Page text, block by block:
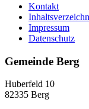
Kontakt
Impressum
Datenschutz
Gemeinde Berg
Huberfeld 10
82335 Berg